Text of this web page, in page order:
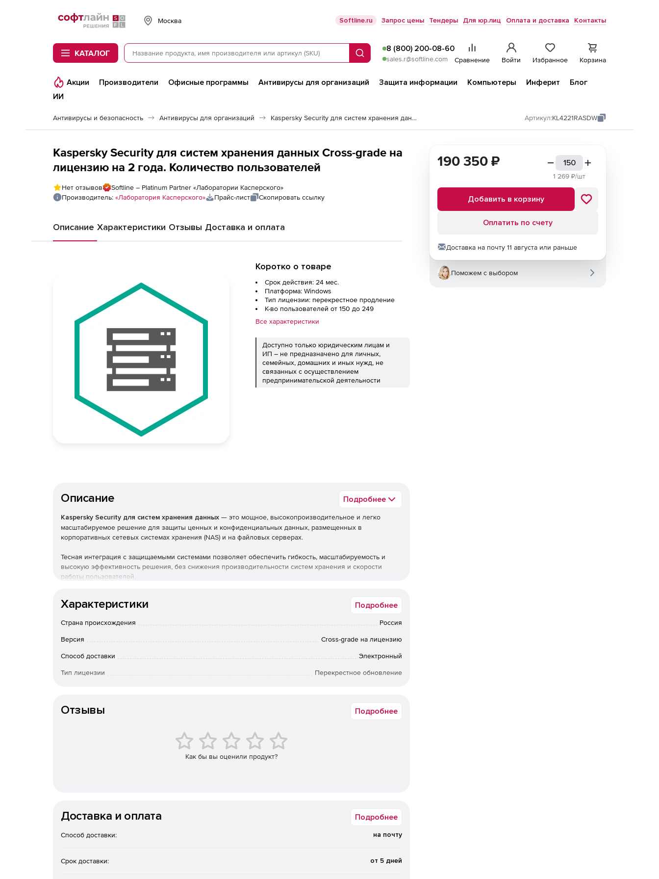
Softline
Москва Softline.ru Запрос цены Тендеры Для юр.лиц Оплата и доставка Контакты
КАТАЛОГ Поиск
8 (800) 200-08-60
sales.r@softline.com Сравнение Войти Избранное Корзина
Акции Производители Офисные программы Антивирусы для организаций Защита информации Компьютеры Инферит
Блог
ИИ
Антивирусы и безопасность Антивирусы для организаций Kaspersky Security для систем хранения данных Артикул:KL4221RASDW
Kaspersky Security для систем хранения данных Cross-grade на
лицензию на 2 года. Количество пользователей
Нет отзывов
Softline – Platinum Partner «Лаборатории Касперского»
Производитель: «Лаборатория Касперского» Прайс-лист Скопировать ссылку
Описание Характеристики Отзывы Доставка и оплата
Коротко о товаре
Срок действия: 24 мес.
Платформа: Windows
Тип лицензии: перекрестное продление
К-во пользователей от 150 до 249
Все характеристики
Доступно только юридическим лицам и
ИП – не предназначено для личных,
семейных, домашних и иных нужд, не
связанных с осуществлением
предпринимательской деятельности
Описание Подробнее
Kaspersky Security для систем хранения данных — это мощное, высокопроизводительное и легко
масштабируемое решение для защиты ценных и конфиденциальных данных, размещенных в
корпоративных сетевых системах хранения (NAS) и на файловых серверах.
Тесная интеграция с защищаемыми системами позволяет обеспечить гибкость, масштабируемость и
высокую эффективность решения, без снижения производительности систем хранения и скорости
работы пользователей.
защиты от нежелательных кибератак!
Характеристики Подробнее
Страна происхождения Россия
Версия Cross-grade на лицензию
Способ доставки Электронный
Тип лицензии Перекрестное обновление
Отзывы Подробнее
Как бы вы оценили продукт?
Доставка и оплата Подробнее
Способ доставки: на почту
Срок доставки: от 5 дней
190 350 ₽
1 269 ₽/шт
Добавить в корзину
Оплатить по счету
Доставка на почту 11 августа или раньше
Поможем с выбором